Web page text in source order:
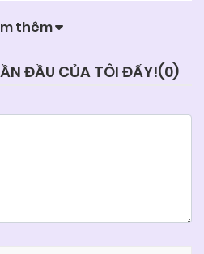
thêm
ĐẦU CỦA TÔI ĐẤY!(0)